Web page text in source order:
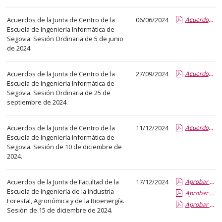
los
anuncios
del
tablón
seleccionado
previamente.
En
columna
el
título
del
anuncio,
en
la
segunda
publicación:
antigua
Acuerdos de la Junta de Centro de la
Escuela de Ingeniería Informática de
Segovia. Sesión Ordinaria de 5 de junio
de 2024.
06/06/2024 Acuerdos-JE20240605-EUISG.pdf
Acuerdos de la Junta de Centro de la
Escuela de Ingeniería Informática de
Segovia. Sesión Ordinaria de 25 de
septiembre de 2024.
27/09/2024 Acuerdos JE20240925 EUISG.pdf
Acuerdos de la Junta de Centro de la
Escuela de Ingeniería Informática de
Segovia. Sesión de 10 de diciembre de
2024.
11/12/2024 Acuerdos de la Junta de Centro de la Escuela de Ingeniería Informática de Segovia. Sesión Ordinaria de 10 de diciembre de 2024..pdf
Acuerdos de la Junta de Facultad de la
Escuela de Ingeniería de la Industria
Forestal, Agronómica y de la Bioenergía.
Sesión de 15 de diciembre de 2024.
17/12/2024
Aprobar el cambio de uso de los espacios de la Escuela.pdf
Aprobar los cambios modificación Reglamentos elaboración TFG.pdf
Aprobar los cambios en la composición de las comisiones y comités de la Escuela.pdf